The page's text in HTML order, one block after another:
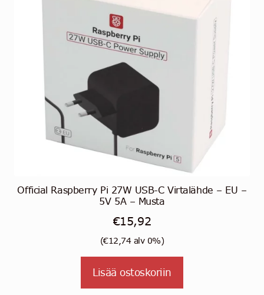
Official Raspberry Pi 27W USB-C Virtalähde – EU –
5V 5A – Musta
€15,92
(€12,74alv 0%)
Lisää ostoskoriin